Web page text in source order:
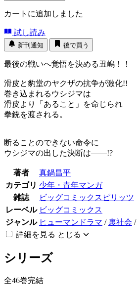
カートに追加しました
試し読み
新刊通知 後で買う
最後の戦いへ覚悟を決める丑嶋！！
滑皮と豹堂のヤクザの抗争が激化!!
巻き込まれるウシジマは
滑皮より「あること」を命じられ
拳銃を渡される。
断ることのできない命令に
ウシジマの出した決断は――!?
著者
真鍋昌平
カテゴリ 少年・青年マンガ
雑誌
ビッグコミックスピリッツ
レーベル ビッグコミックス
ジャンル ヒューマンドラマ /裏社会 /
詳細を見る とじる
シリーズ
全46巻完結